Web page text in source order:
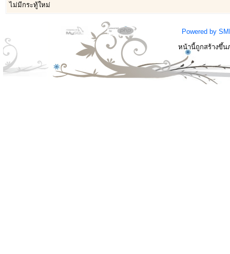
ไม่มีกระทู้ใหม่
Powered by
หน้านี้ถูกสร้างขึ้น